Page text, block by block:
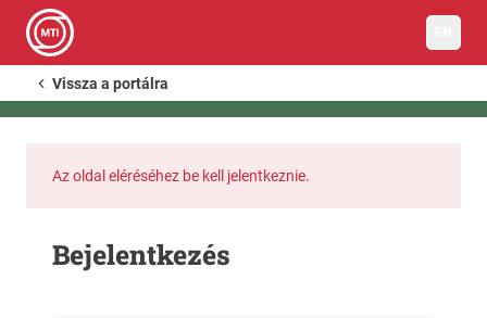
Vissza a portálra
Az oldal eléréséhez be kell jelentkeznie.
Bejelentkezés